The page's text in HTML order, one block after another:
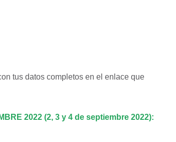
tus datos completos en el enlace que
2022 (2, 3 y 4 de septiembre 2022):